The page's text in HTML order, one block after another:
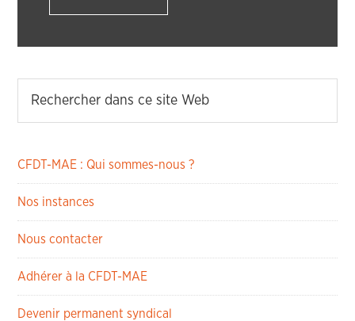
CFDT-MAE : Qui sommes-nous ?
Nos instances
Nous contacter
Adhérer à la CFDT-MAE
Devenir permanent syndical